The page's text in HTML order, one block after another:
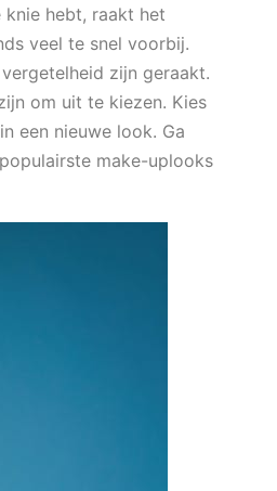
hebt, raakt het
veel te snel voorbij.
zijn geraakt.
om uit te kiezen. Kies
een nieuwe look. Ga
make-uplooks